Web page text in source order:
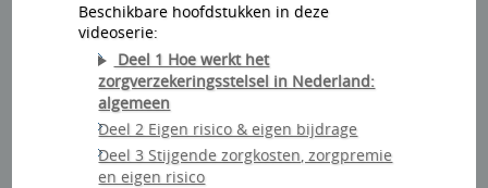
Beschikbare hoofdstukken in deze
videoserie:
Deel 1 Hoe werkt het
zorgverzekeringsstelsel in Nederland:
algemeen
Deel 2 Eigen risico & eigen bijdrage
Deel 3 Stijgende zorgkosten, zorgpremie
en eigen risico